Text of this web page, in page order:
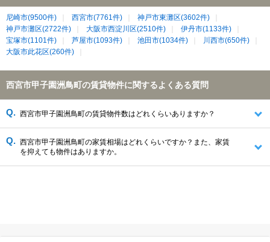
尼崎市(9500件) 西宮市(7761件)
神戸市東灘区(3602件)
神戸市灘区(2722件)
大阪市西淀川区(2510件)
伊丹市(1133件)
宝塚市(1101件)
芦屋市(1093件) 池田市(1034件)
川西市(650件)
大阪市此花区(260件)
西宮市甲子園洲鳥町の賃貸物件に関するよくある質問
西宮市甲子園洲鳥町の賃貸物件数はどれくらいありますか？
西宮市甲子園洲鳥町の家賃相場はどれくらいですか？また、家賃
を抑えても物件はありますか。